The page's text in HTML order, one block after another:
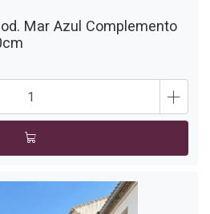
Mar Azul Complemento
+